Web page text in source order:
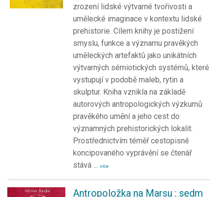
zrození lidské výtvarné tvořivosti a
umělecké imaginace v kontextu lidské
prehistorie. Cílem knihy je postižení
smyslu, funkce a významu pravěkých
uměleckých artefaktů jako unikátních
výtvarných sémiotických systémů, které
vystupují v podobě maleb, rytin a
skulptur. Kniha vznikla na základě
autorových antropologických výzkumů
pravěkého umění a jeho cest do
významných prehistorických lokalit.
Prostřednictvím téměř cestopisně
koncipovaného vyprávění se čtenář
stává ... více
Antropoložka na Marsu : sedm